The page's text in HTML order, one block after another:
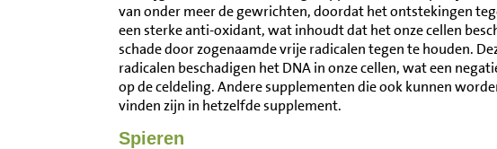
van onder meer de gewrichten, doordat het ontstekingen
een sterke anti-oxidant, wat inhoudt dat het onze cellen
schade door zogenaamde vrije radicalen tegen te houden.
radicalen beschadigen het DNA in onze cellen, wat een
op de celdeling. Andere supplementen die ook kunnen
vinden zijn in hetzelfde supplement.
Spieren